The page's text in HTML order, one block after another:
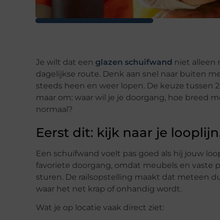
Je wilt dat een glazen schuifwand niet alleen
dagelijkse route. Denk aan snel naar buiten
steeds heen en weer lopen. De keuze tussen
maar om: waar wil je je doorgang, hoe breed
normaal?
Eerst dit: kijk naar je
Een schuifwand voelt pas goed als hij jouw
favoriete doorgang, omdat meubels en vaste
sturen. De railsopstelling maakt dat meteen
waar het net krap of onhandig wordt.
Wat je op locatie vaak direct ziet: